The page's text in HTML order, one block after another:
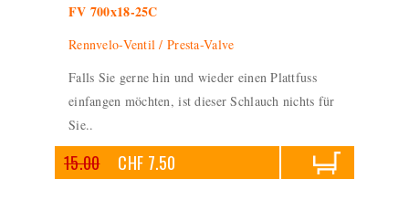
FV 700x18-25C
Rennvelo-Ventil / Presta-Valve
Falls Sie gerne hin und wieder einen Plattfuss
einfangen möchten, ist dieser Schlauch nichts für
Sie..
15.00 CHF 7.50